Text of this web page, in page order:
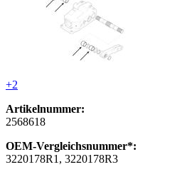
+2
Artikelnummer:
2568618
OEM-Vergleichsnummer*:
3220178R1, 3220178R3